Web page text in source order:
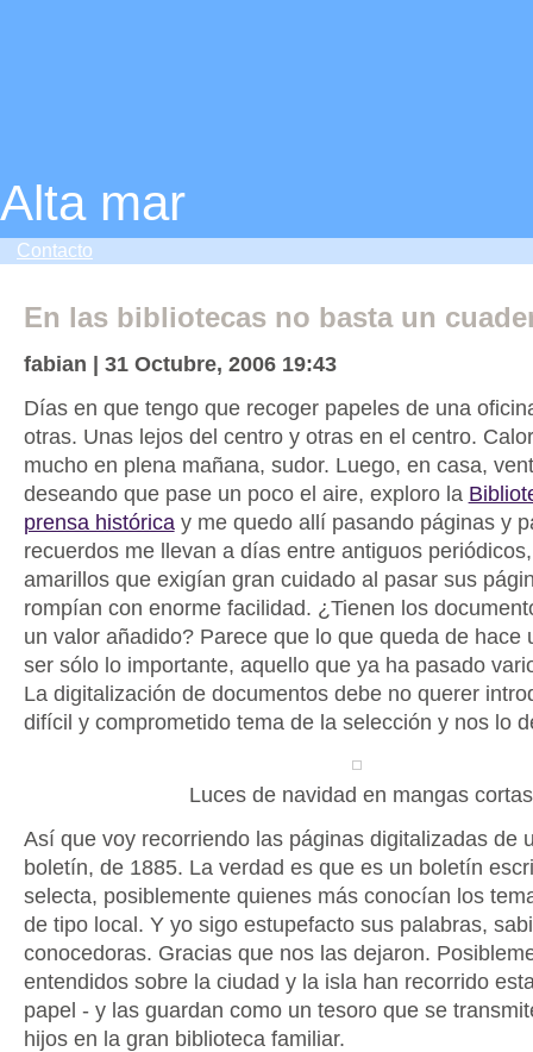
Alta mar
Contacto
En las bibliotecas no basta un
fabian | 31 Octubre, 2006 19:43
Días en que tengo que recoger papeles de una
otras. Unas lejos del centro y otras en el centro.
mucho en plena mañana, sudor. Luego, en casa,
deseando que pase un poco el aire, exploro la
prensa históricay me quedo allí pasando páginas y
recuerdos me llevan a días entre antiguos
amarillos que exigían gran cuidado al pasar sus
rompían con enorme facilidad. ¿Tienen los
un valor añadido? Parece que lo que queda de hace
ser sólo lo importante, aquello que ya ha pasado
La digitalización de documentos debe no querer
difícil y comprometido tema de la selección y nos lo
Luces de navidad en mangas cortas
Así que voy recorriendo las páginas digitalizadas de
boletín, de 1885. La verdad es que es un boletín
selecta, posiblemente quienes más conocían los
de tipo local. Y yo sigo estupefacto sus palabras,
conocedoras. Gracias que nos las dejaron.
entendidos sobre la ciudad y la isla han recorrido
papel - y las guardan como un tesoro que se
hijos en la gran biblioteca familiar.